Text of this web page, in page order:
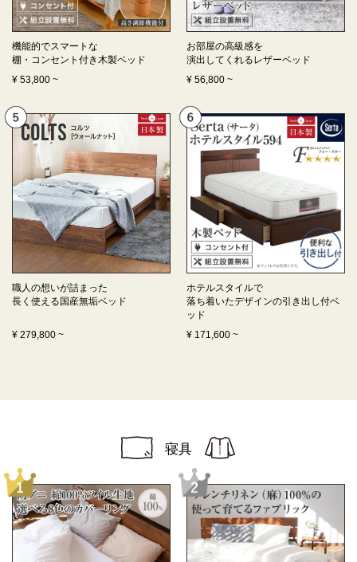
機能的でスマートな
棚・コンセント付き木製ベッド
¥ 53,800 ~
お部屋の高級感を
演出してくれるレザーベッド
¥ 56,800 ~
職人の想いが詰まった
長く使える 国産無垢ベッド
¥ 279,800 ~
ホテルスタイルで
落ち着いたデザインの引き出し付ベ
ッド
¥ 171,600 ~
寝具